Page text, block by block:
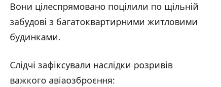
Вони цілеспрямовано поцілили по щільній
забудові з багатоквартирними житловими
будинками.
Слідчі зафіксували наслідки розривів
важкого авіаозброєння: